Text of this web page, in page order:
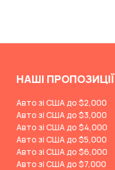
НАШІ ПРОПОЗИЦІЇ
Авто зі США до $2,000
Авто зі США до $3,000
Авто зі США до $4,000
Авто зі США до $5,000
Авто зі США до $6,000
Авто зі США до $7,000